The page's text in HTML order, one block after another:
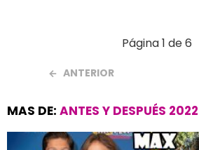
Página 1 de 6
ANTERIOR
MAS DE: ANTES Y DESPUÉS 2022